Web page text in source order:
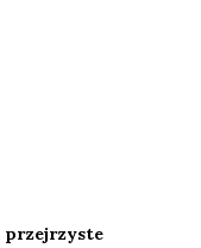
przejrzyste